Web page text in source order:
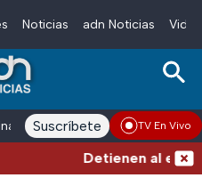
Noticias adn Noticias
adn Noticias Radio
Suscríbete TV En Vivo
Detienen al